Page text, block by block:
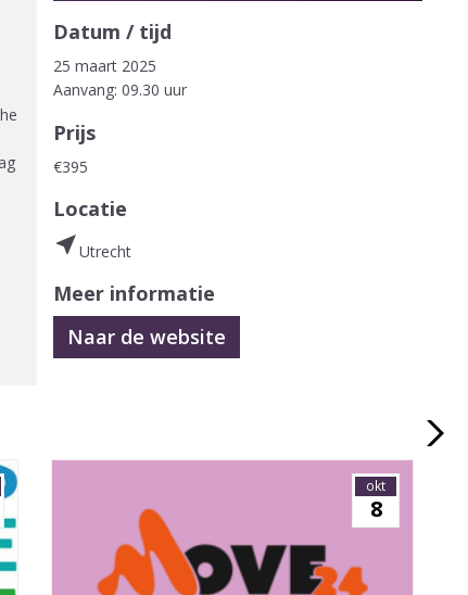
Datum / tijd
25 maart 2025
Aanvang: 09.30 uur
Prijs
€395
Locatie
near_meUtrecht
Meer informatie
Naar de website
okt
8